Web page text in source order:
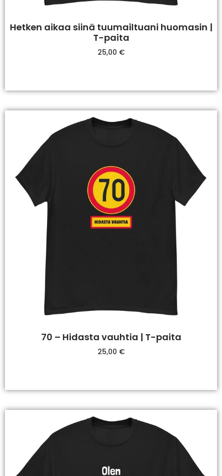
Hetken aikaa siinä tuumailtuani huomasin |
T-paita
25,00 €
70 – Hidasta vauhtia | T-paita
25,00 €